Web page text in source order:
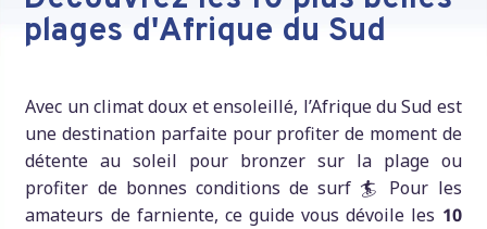
plages d'Afrique du Sud
Avec un climat doux et ensoleillé, l’Afrique du Sud est
une destination parfaite pour profiter de moment de
détente au soleil pour bronzer sur la plage ou
profiter de bonnes conditions de surf 🏄 Pour les
amateurs de farniente, ce guide vous dévoile les 10